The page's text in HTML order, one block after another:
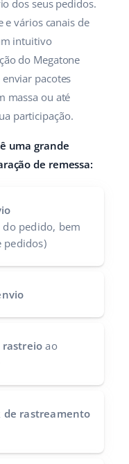
dos seus pedidos.
e vários canais de
intuitivo
do Megatone
pacotes
massa ou até
participação.
uma grande
de remessa:
pedido, bem
pedidos)
ao
de rastreamento